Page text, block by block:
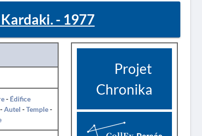
- 1977
- Édifice
-Autel -Temple-
Projet
Chronika